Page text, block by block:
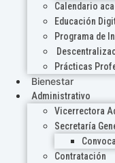
Calendario
Educación
Programa de
Prácticas
Bienestar
Administrativo
Vicerrectora
Secretaría
Contratación